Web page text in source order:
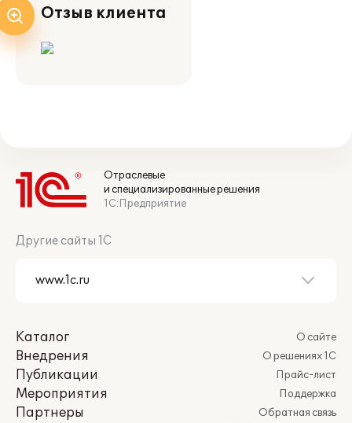
Отзыв клиента
Отраслевые
и специализированные решения
1С:Предприятие
Другие сайты 1С
Каталог
Внедрения
Публикации
Мероприятия
Партнеры
О сайте
О решениях 1С
Прайс-лист
Поддержка
Обратная связь